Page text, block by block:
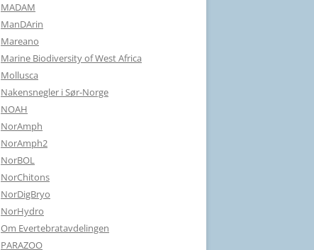
MADAM
ManDArin
Mareano
Marine Biodiversity of West Africa
Mollusca
Nakensnegler i Sør-Norge
NOAH
NorAmph
NorAmph2
NorBOL
NorChitons
NorDigBryo
NorHydro
Om Evertebratavdelingen
PARAZOO